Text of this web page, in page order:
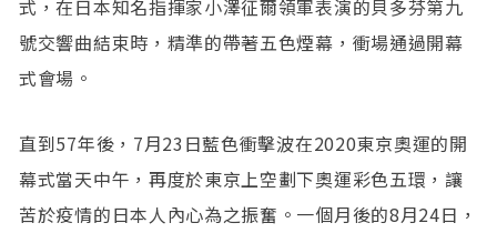
式，在日本知名指揮家小澤征爾領軍表演的貝多芬第九
號交響曲結束時，精準的帶著五色煙幕，衝場通過開幕
式會場。
直到57年後，7月23日藍色衝擊波在2020東京奧運的開
幕式當天中午，再度於東京上空劃下奧運彩色五環，讓
苦於疫情的日本人內心為之振奮。一個月後的8月24日，